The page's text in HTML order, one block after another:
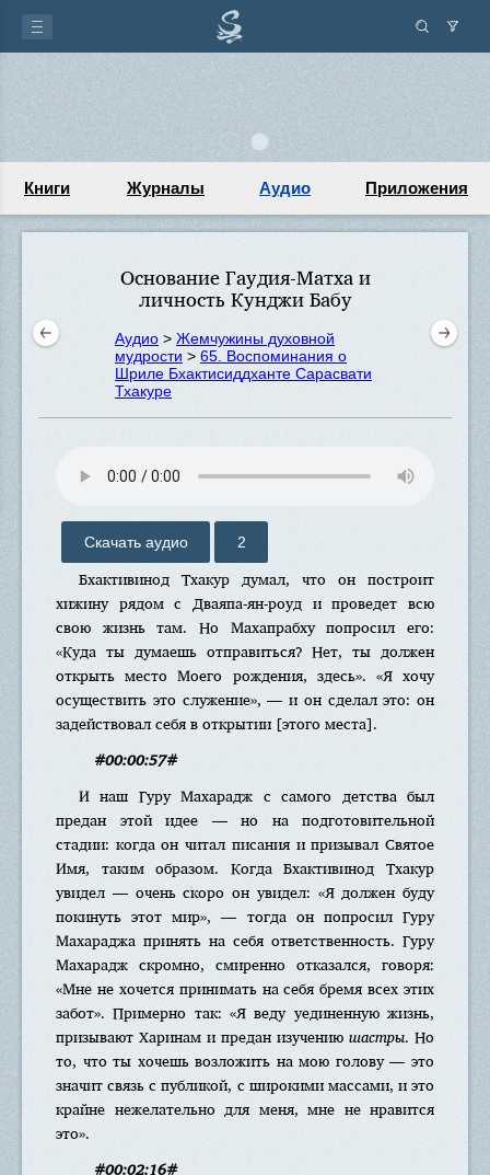
Книги Журналы Аудио Приложения
Основание Гаудия-Матха и
личность Кунджи Бабу
Аудио > Жемчужины духовной
мудрости > 65. Воспоминания о
Шриле Бхактисиддханте Сарасвати
Тхакуре
Скачать аудио 2
Бхактивинод Тхакур думал, что он построит
хижину рядом с Дваяпа-ян-роуд и проведет всю
свою жизнь там. Но Махапрабху попросил его:
«Куда ты думаешь отправиться? Нет, ты должен
открыть место Моего рождения, здесь». «Я хочу
осуществить это служение», — и он сделал это: он
задействовал себя в открытии [этого места].
#00:00:57#
И наш Гуру Махарадж с самого детства был
предан этой идее — но на подготовительной
стадии: когда он читал писания и призывал Святое
Имя, таким образом. Когда Бхактивинод Тхакур
увидел — очень скоро он увидел: «Я должен буду
покинуть этот мир», — тогда он попросил Гуру
Махараджа принять на себя ответственность. Гуру
Махарадж скромно, смиренно отказался, говоря:
«Мне не хочется принимать на себя бремя всех этих
забот». Примерно так: «Я веду уединенную жизнь,
призывают Харинам и предан изучению шастры. Но
то, что ты хочешь возложить на мою голову — это
значит связь с публикой, с широкими массами, и это
крайне нежелательно для меня, мне не нравится
это».
#00:02:16#